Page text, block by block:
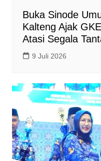
Buka Sinode
Kalteng Ajak
Atasi Segala
9 Juli 2026